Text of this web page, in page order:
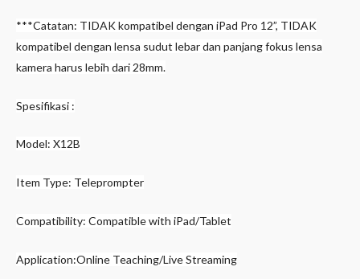
***Catatan: TIDAK kompatibel dengan iPad Pro 12”, TIDAK
kompatibel dengan lensa sudut lebar dan panjang fokus lensa
kamera harus lebih dari 28mm.
Spesifikasi :
Model: X12B
Item Type: Teleprompter
Compatibility: Compatible with iPad/Tablet
Application:Online Teaching/Live Streaming